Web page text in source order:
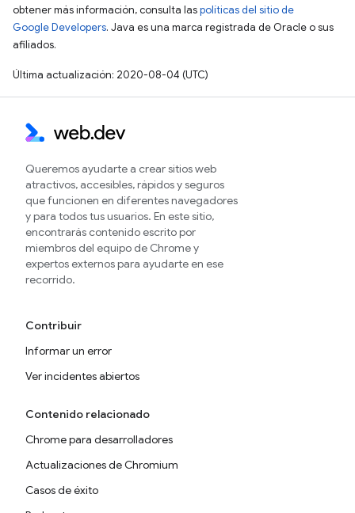
obtener más información, consulta laspolíticas del sitio de
Google Developers. Java es una marca registrada de Oracle o sus
afiliados.
Última actualización: 2020-08-04 (UTC)
Queremos ayudarte a crear sitios web
atractivos, accesibles, rápidos y seguros
que funcionen en diferentes navegadores
y para todos tus usuarios. En este sitio,
encontrarás contenido escrito por
miembros del equipo de Chrome y
expertos externos para ayudarte en ese
recorrido.
Contribuir
Informar un error
Ver incidentes abiertos
Contenido relacionado
Chrome para desarrolladores
Actualizaciones de Chromium
Casos de éxito